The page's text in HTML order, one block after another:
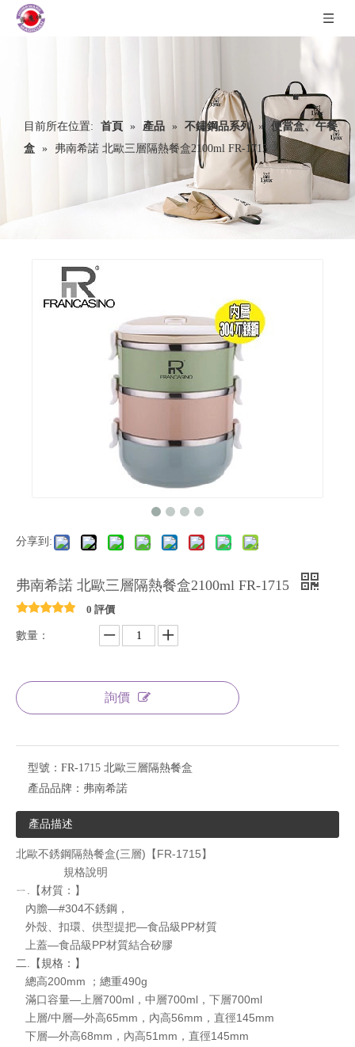
目前所在位置: 首頁 » 產品 » 不鏽鋼品系列 » 便當盒、午餐
盒 » 弗南希諾 北歐三層隔熱餐盒2100ml FR-1715
分享到:
弗南希諾 北歐三層隔熱餐盒2100ml FR-1715
0 評價
數量：
詢價
型號： FR-1715 北歐三層隔熱餐盒
產品品牌： 弗南希諾
產品描述
北歐不銹鋼隔熱餐盒(三層)【FR-1715】
規格說明
ㄧ.【材質：】
內膽—#304不銹鋼，
外殼、扣環、供型提把—食品級PP材質
上蓋—食品級PP材質結合矽膠
二.【規格：】
總高200mm ；總重490g
滿口容量—上層700ml，中層700ml，下層700ml
上層/中層—外高65mm，內高56mm，直徑145mm
下層—外高68mm，內高51mm，直徑145mm